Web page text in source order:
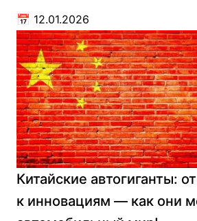
📅 12.01.2026
Китайские автогиганты:
к инновациям — как они